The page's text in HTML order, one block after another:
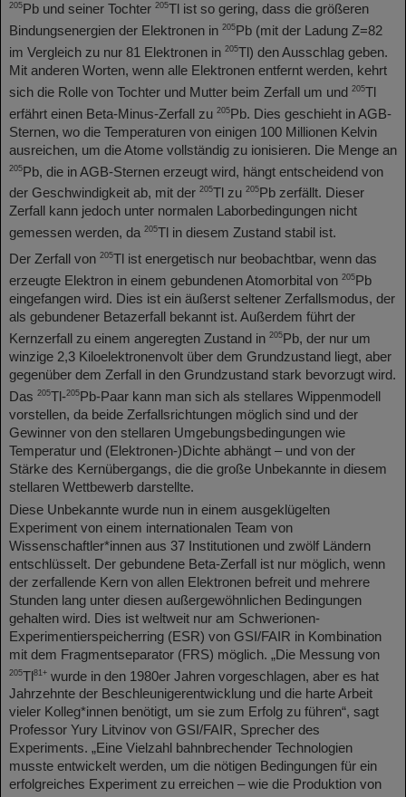
205 Pb und seiner Tochter 205Tl ist so gering, dass die größeren
Bindungsenergien der Elektronen in 205 Pb (mit der Ladung Z=82
im Vergleich zu nur 81 Elektronen in 205Tl) den Ausschlag geben.
Mit anderen Worten, wenn alle Elektronen entfernt werden, kehrt
sich die Rolle von Tochter und Mutter beim Zerfall um und 205Tl
erfährt einen Beta-Minus-Zerfall zu 205Pb. Dies geschieht in AGB-
Sternen, wo die Temperaturen von einigen 100 Millionen Kelvin
ausreichen, um die Atome vollständig zu ionisieren. Die Menge an
205Pb, die in AGB-Sternen erzeugt wird, hängt entscheidend von
der Geschwindigkeit ab, mit der 205Tl zu 205 Pb zerfällt. Dieser
Zerfall kann jedoch unter normalen Laborbedingungen nicht
gemessen werden, da 205Tl in diesem Zustand stabil ist.
Der Zerfall von 205Tl ist energetisch nur beobachtbar, wenn das
erzeugte Elektron in einem gebundenen Atomorbital von 205 Pb
eingefangen wird. Dies ist ein äußerst seltener Zerfallsmodus, der
als gebundener Betazerfall bekannt ist. Außerdem führt der
Kernzerfall zu einem angeregten Zustand in 205 Pb, der nur um
winzige 2,3 Kiloelektronenvolt über dem Grundzustand liegt, aber
gegenüber dem Zerfall in den Grundzustand stark bevorzugt wird.
Das 205Tl-205Pb-Paar kann man sich als stellares Wippenmodell
vorstellen, da beide Zerfallsrichtungen möglich sind und der
Gewinner von den stellaren Umgebungsbedingungen wie
Temperatur und (Elektronen-)Dichte abhängt – und von der
Stärke des Kernübergangs, die die große Unbekannte in diesem
stellaren Wettbewerb darstellte.
Diese Unbekannte wurde nun in einem ausgeklügelten
Experiment von einem internationalen Team von
Wissenschaftler*innen aus 37 Institutionen und zwölf Ländern
entschlüsselt. Der gebundene Beta-Zerfall ist nur möglich, wenn
der zerfallende Kern von allen Elektronen befreit und mehrere
Stunden lang unter diesen außergewöhnlichen Bedingungen
gehalten wird. Dies ist weltweit nur am Schwerionen-
Experimentierspeicherring (ESR) von GSI/FAIR in Kombination
mit dem Fragmentseparator (FRS) möglich. „Die Messung von
205Tl81+ wurde in den 1980er Jahren vorgeschlagen, aber es hat
Jahrzehnte der Beschleunigerentwicklung und die harte Arbeit
vieler Kolleg*innen benötigt, um sie zum Erfolg zu führen“, sagt
Professor Yury Litvinov von GSI/FAIR, Sprecher des
Experiments. „Eine Vielzahl bahnbrechender Technologien
musste entwickelt werden, um die nötigen Bedingungen für ein
erfolgreiches Experiment zu erreichen – wie die Produktion von